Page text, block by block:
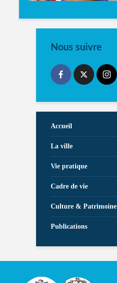
Nous suivre
Accueil
La ville
Vie pratique
Cadre de vie
Culture & Patrimoine
Publications